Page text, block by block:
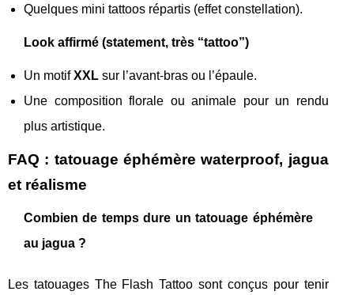
Quelques mini tattoos répartis (effet constellation).
Look affirmé (statement, très “tattoo”)
Un motifXXL sur l’avant-bras ou l’épaule.
Une composition florale ou animale pour un rendu
plus artistique.
FAQ : tatouage éphémère waterproof, jagua
et réalisme
Combien de temps dure un tatouage éphémère
au jagua ?
Les tatouages The Flash Tattoo sont conçus pour tenir